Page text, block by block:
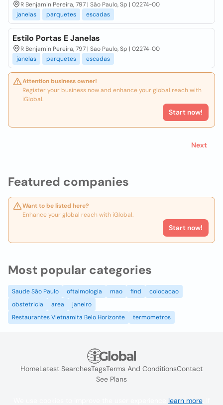
Featured companies
Want to be listed here?
Enhance your global reach with iGlobal.
Start now!
R Benjamin Pereira, 797 | São Paulo, Sp | 02274-00
janelas
parquetes escadas
Estilo Portas E Janelas
R Benjamin Pereira, 797 | São Paulo, Sp | 02274-00
janelas
parquetes escadas
Attention business owner!
Register your business now and enhance your global reach with
iGlobal.
Start now!
Next
Most popular categories
Saude São Paulo oftalmologia mao find
colocacao
obstetricia
area
janeiro
Restaurantes Vietnamita Belo Horizonte
termometros
HomeLatest SearchesTagsTerms And ConditionsContact
See Plans
learn more. If